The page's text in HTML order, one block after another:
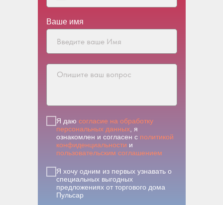
Ваше имя
Я даю согласие на обработку
персональных данных , я
ознакомлен и согласен с политикой
конфиденциальности и
пользовательским соглашением
Я хочу одним из первых узнавать о
специальных выгодных
предложениях от торгового дома
Пульсар